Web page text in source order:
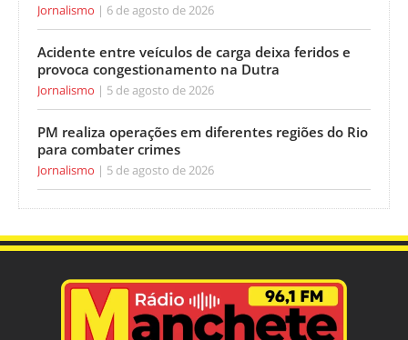
Jornalismo 6 de agosto de 2026
Acidente entre veículos de carga deixa feridos e
provoca congestionamento na Dutra
Jornalismo 5 de agosto de 2026
PM realiza operações em diferentes regiões do Rio
para combater crimes
Jornalismo 5 de agosto de 2026